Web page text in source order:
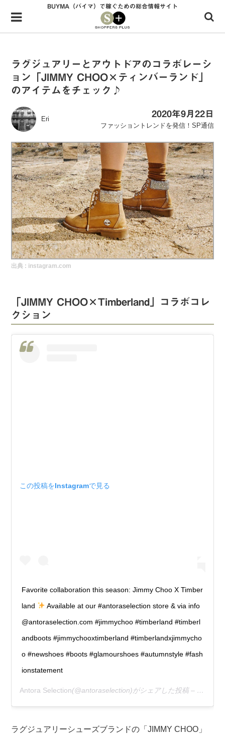
Menu
HOME
34歳独身OLバイマ実践記
ファッショントレンドを発信！SP通信
BUYMAで人気のブランド
BUYMAの売れ筋商品
バイマの疑問に現役パーソナルショッパーが答えてみた
バイマ活動の疑問に売れっ子現役バイヤーが答えてみた
実録！海外ショップで買ってみた！
海外SHOP LIST
BUYMA（バイマ）で稼ぐための総合情報サイト
ラグジュアリーとアウトドアのコラボレーシ
ョン「JIMMY CHOO×ティンバーランド」
のアイテムをチェック♪
Eri
2020年9月22日
ファッショントレンドを発信！SP通信
出典 : instagram.com
「JIMMY CHOO×Timberland」コラボコレ
クション
この投稿をInstagramで見る
Favorite collaboration this season: Jimmy Choo X Timber
land
Available at our #antoraselection store & via info
@antoraselection.com #jimmychoo #timberland #timberl
andboots #jimmychooxtimberland #timberlandxjimmycho
o #newshoes #boots #glamourshoes #autumnstyle #fash
ionstatement
Antora Selection(@antoraselection)がシェアした投稿 – 2020年
ラグジュアリーシューズブランドの「JIMMY CHOO」